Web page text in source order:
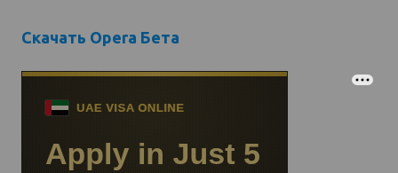
Скачать Opera Бета